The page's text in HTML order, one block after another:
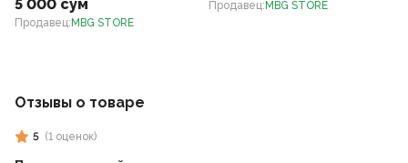
5 000 сум
Продавец: MBG STORE
Продавец: MBG STORE
Отзывы о товаре
5 (1 оценок)